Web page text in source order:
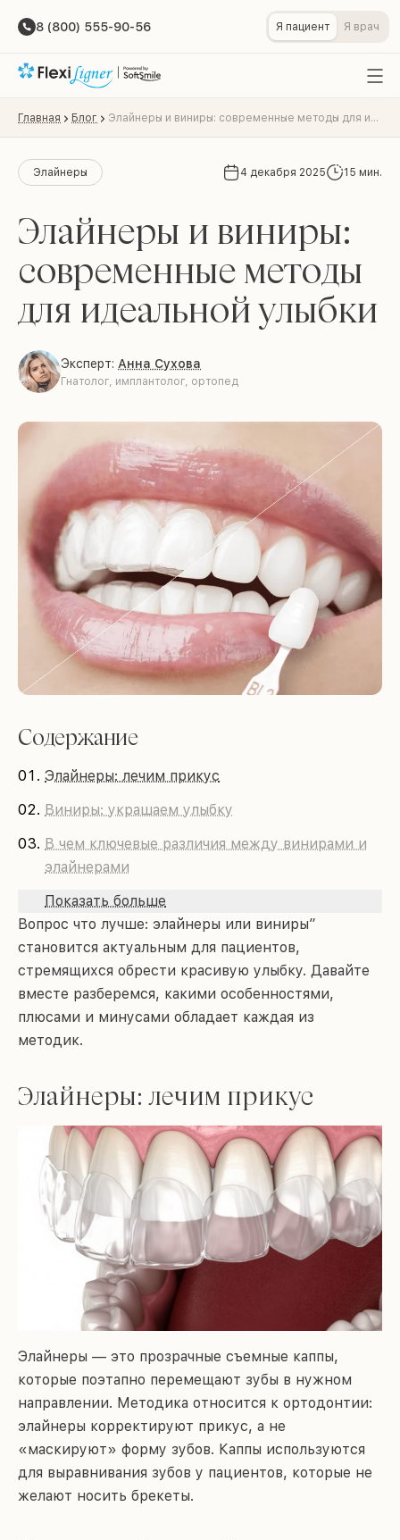
8 (800) 555-90-56 Я пациент Я врач
Главная Блог Элайнеры и виниры: современные методы для идеальной улыбки
Элайнеры 4 декабря 2025 15 мин.
Элайнеры и виниры:
современные методы
для идеальной улыбки
Эксперт: Анна Сухова
Гнатолог, имплантолог, ортопед
Вопрос что лучше: элайнеры или виниры”
становится актуальным для пациентов,
стремящихся обрести красивую улыбку. Давайте
вместе разберемся, какими особенностями,
плюсами и минусами обладает каждая из
методик.
Элайнеры: лечим прикус
Элайнеры — это прозрачные съемные каппы,
которые поэтапно перемещают зубы в нужном
направлении. Методика относится к ортодонтии:
элайнеры корректируют прикус, а не
«маскируют» форму зубов. Каппы используются
для выравнивания зубов у пациентов, которые не
желают носить брекеты.
Содержание
Элайнеры: лечим прикус
Виниры: украшаем улыбку
В чем ключевые различия между винирами и
элайнерами
Показать больше